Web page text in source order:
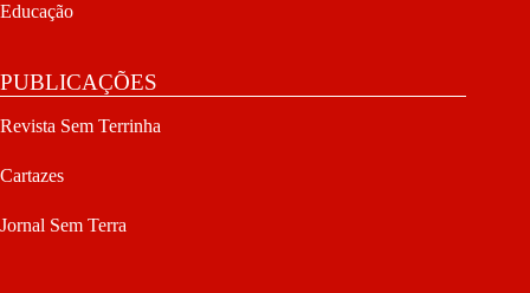
Educação
PUBLICAÇÕES
Revista Sem Terrinha
Cartazes
Jornal Sem Terra